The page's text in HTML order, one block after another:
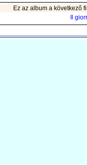
Ez az album a következő
Il